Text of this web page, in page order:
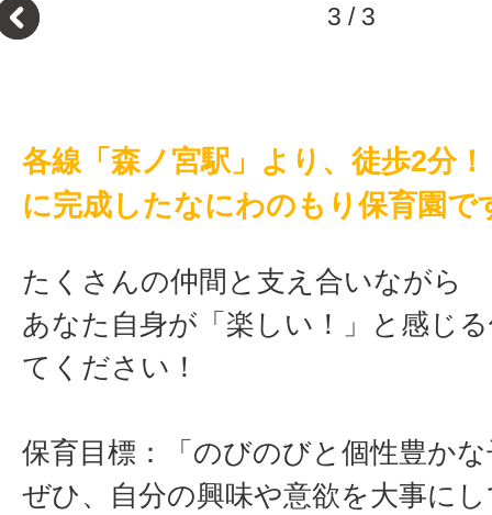
3 / 3
各線「森ノ宮駅」より、徒歩2分
に完成したなにわのもり保育園で
たくさんの仲間と支え合いながら
あなた自身が「楽しい！」と感じ
てください！
保育目標：「のびのびと個性豊か
ぜひ、自分の興味や意欲を大事に